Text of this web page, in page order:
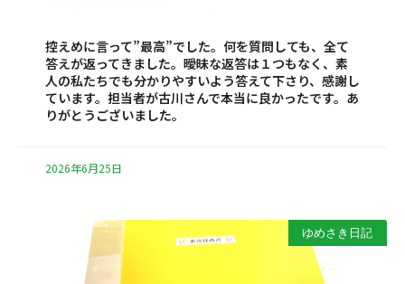
控えめに言って”最高”でした。何を質問しても、全て
答えが返ってきました。曖昧な返答は１つもなく、素
人の私たちでも分かりやすいよう答えて下さり、感謝し
ています。担当者が古川さんで本当に良かったです。あ
りがとうございました。
2026年6月25日
ゆめさき日記